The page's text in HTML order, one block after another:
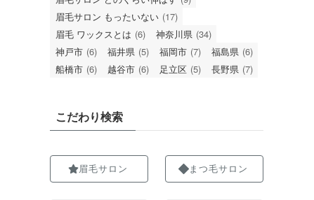
眉毛サロン もったいない (17)
眉毛 ワックスとは (6) 神奈川県 (34)
神戸市 (6) 福井県 (5) 福岡市 (7) 福島県 (6)
船橋市 (6) 越谷市 (6) 足立区 (5) 長野県 (7)
こだわり検索
眉毛サロン まつ毛サロン